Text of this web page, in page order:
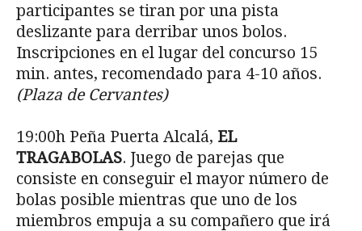
participantes se tiran por una pista
deslizante para derribar unos bolos.
Inscripciones en el lugar del concurso 15
min. antes, recomendado para 4-10 años.
(Plaza de Cervantes)
19:00h Peña Puerta Alcalá, EL
TRAGABOLAS. Juego de parejas que
consiste en conseguir el mayor número de
bolas posible mientras que uno de los
miembros empuja a su compañero que irá